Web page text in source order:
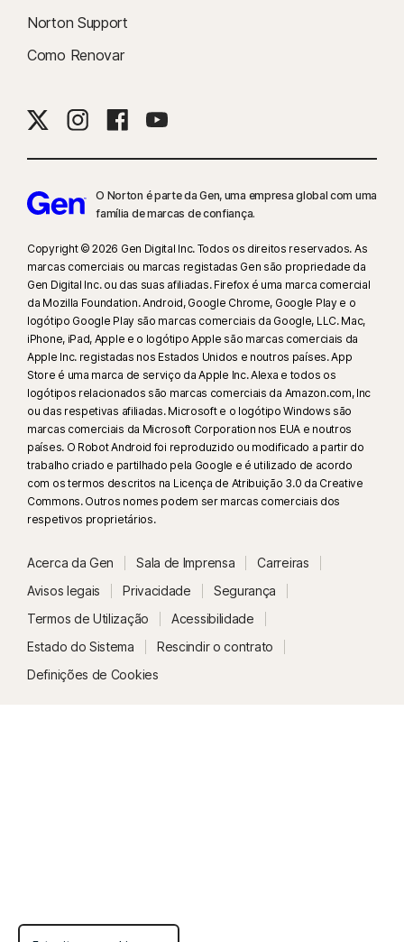
Norton Support
Como Renovar
O Norton é parte da Gen, uma empresa global com uma
família de marcas de confiança.​
Copyright © 2026 Gen Digital Inc. Todos os direitos reservados. As
marcas comerciais ou marcas registadas Gen são propriedade da
Gen Digital Inc. ou das suas afiliadas. Firefox é uma marca comercial
da Mozilla Foundation. Android, Google Chrome, Google Play e o
logótipo Google Play são marcas comerciais da Google, LLC. Mac,
iPhone, iPad, Apple e o logótipo Apple são marcas comerciais da
Apple Inc. registadas nos Estados Unidos e noutros países. App
Store é uma marca de serviço da Apple Inc. Alexa e todos os
logótipos relacionados são marcas comerciais da Amazon.com, Inc
ou das respetivas afiliadas. Microsoft e o logótipo Windows são
marcas comerciais da Microsoft Corporation nos EUA e noutros
países. O Robot Android foi reproduzido ou modificado a partir do
trabalho criado e partilhado pela Google e é utilizado de acordo
com os termos descritos na Licença de Atribuição 3.0 da Creative
Commons. Outros nomes podem ser marcas comerciais dos
respetivos proprietários.
Acerca da Gen Sala de Imprensa
Carreiras
Avisos legais
Privacidade
Segurança
Termos de Utilização
Acessibilidade
Estado do Sistema
Rescindir o contrato
Definições de Cookies